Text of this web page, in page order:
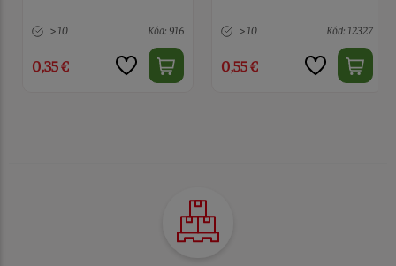
> 10 Kód: 916
0,35 €
> 10 Kód: 12327
0,55 €